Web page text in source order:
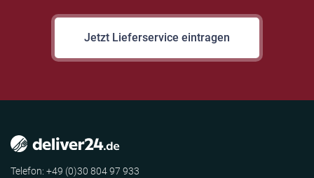
Jetzt Lieferservice eintragen
Telefon: +49 (0)30 804 97 933